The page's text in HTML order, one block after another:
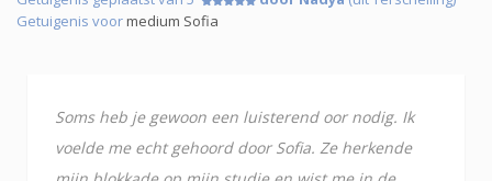
Getuigenis voormedium Sofia
Soms heb je gewoon een luisterend oor nodig. Ik
voelde me echt gehoord door Sofia. Ze herkende